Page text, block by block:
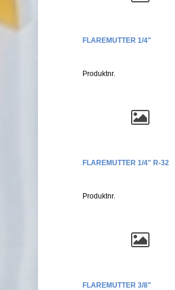
FLAREMUTTER 1/4"
Produktnr.
FLAREMUTTER 1/4" R-32
Produktnr.
FLAREMUTTER 3/8"